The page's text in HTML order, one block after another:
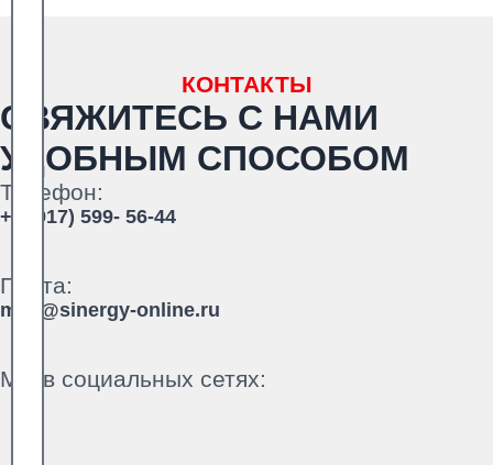
КОНТАКТЫ
СВЯЖИТЕСЬ С НАМИ
УДОБНЫМ СПОСОБОМ
Телефон:
+7 (917) 599- 56-44
Почта:
mail@sinergy-online.ru
Мы в социальных сетях: